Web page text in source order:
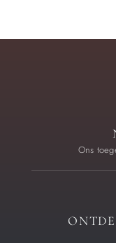
Ons